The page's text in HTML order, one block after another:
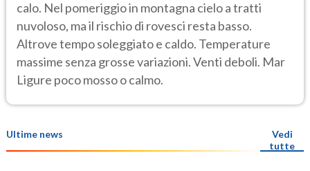
calo. Nel pomeriggio in montagna cielo a tratti
nuvoloso, ma il rischio di rovesci resta basso.
Altrove tempo soleggiato e caldo. Temperature
massime senza grosse variazioni. Venti deboli. Mar
Ligure poco mosso o calmo.
Ultime news
Vedi
tutte